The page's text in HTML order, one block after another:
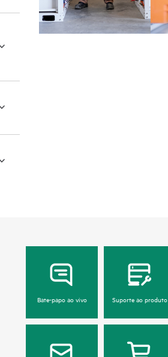
Bate-papo ao vivo Suporte ao produto